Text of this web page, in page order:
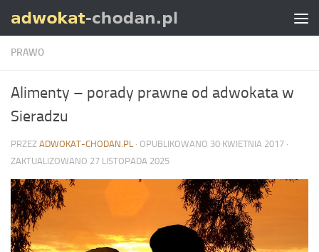
Skip to content
PRAWO
Alimenty – porady prawne od adwokata w
Sieradzu
PRZEZ ADWOKAT-CHODAN.PL · OPUBLIKOWANO 30 KWIETNIA 2017 ·
ZAKTUALIZOWANO 27 LISTOPADA 2025